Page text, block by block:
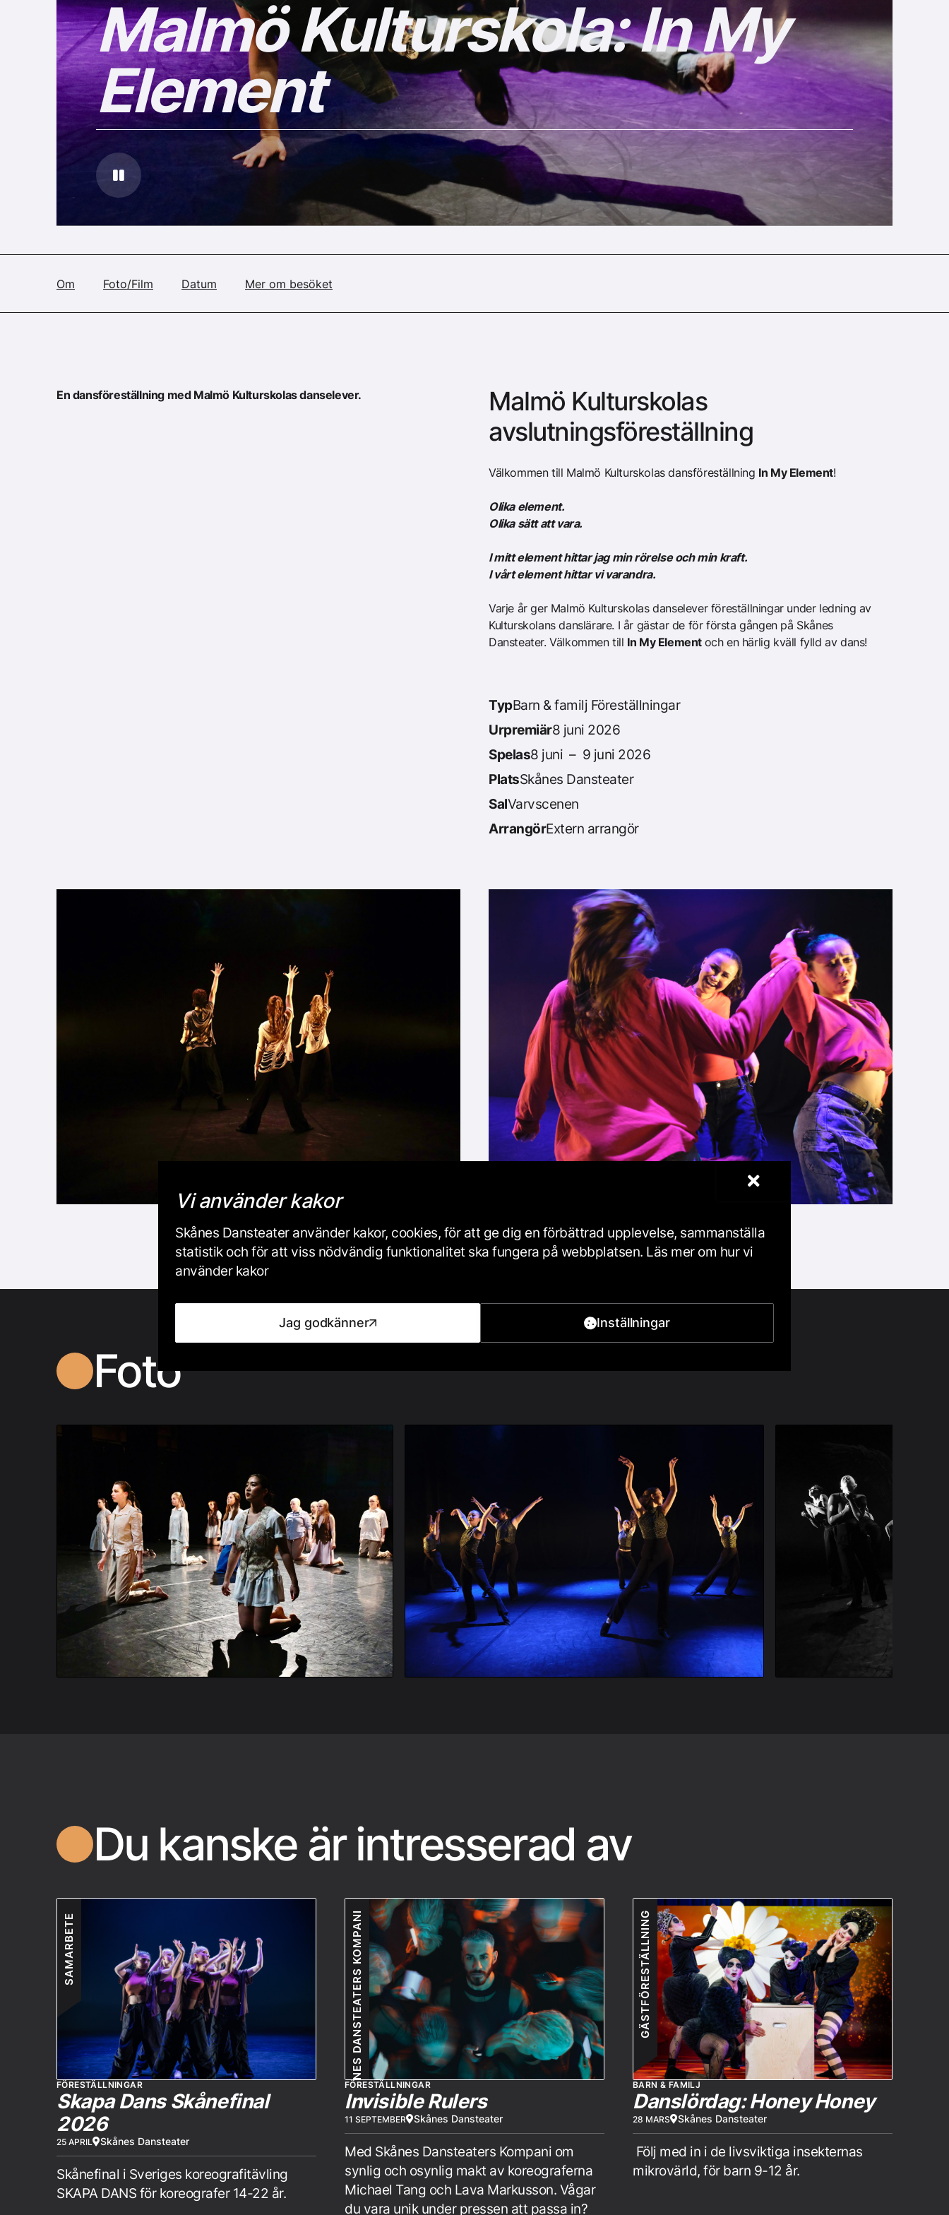
pause
Malmö Kulturskola: In My
Element
Om Foto/Film Datum Mer om besöket
En dansföreställning med Malmö Kulturskolas danselever.
Malmö Kulturskolas
avslutningsföreställning
Välkommen till Malmö Kulturskolas dansföreställning In My Element!
Olika element.
Olika sätt att vara.
I mitt element hittar jag min rörelse och min kraft.
I vårt element hittar vi varandra.
Varje år ger Malmö Kulturskolas danselever föreställningar under ledning av
Kulturskolans danslärare. I år gästar de för första gången på Skånes
Dansteater. Välkommen till In My Element och en härlig kväll fylld av dans!
TypBarn & familj Föreställningar
Urpremiär8 juni 2026
Spelas8 juni – 9 juni 2026
PlatsSkånes Dansteater
SalVarvscenen
ArrangörExtern arrangör
Foto
Du kanske är intresserad av
SAMARBETE
Skapa Dans Skånefinal
2026
FÖRESTÄLLNINGAR
25 APRIL Skånes Dansteater
Skånefinal i Sveriges koreografitävling
SKAPA DANS för koreografer 14-22 år.
SKÅNES DANSTEATERS KOMPANI
Invisible Rulers
FÖRESTÄLLNINGAR
11 SEPTEMBER Skånes Dansteater
Med Skånes Dansteaters Kompani om
synlig och osynlig makt av koreograferna
Michael Tang och Lava Markusson. Vågar
du vara unik under pressen att passa in?
GÄSTFÖRESTÄLLNING
Danslördag: Honey Honey
BARN & FAMILJ
28 MARS Skånes Dansteater
Följ med in i de livsviktiga insekternas
mikrovärld, för barn 9-12 år.
Vi använder kakor
Skånes Dansteater använder kakor, cookies, för att ge dig en förbättrad upplevelse, sammanställa
statistik och för att viss nödvändig funktionalitet ska fungera på webbplatsen. Läs mer om hur vi
använder kakor
Jag godkänner Inställningar